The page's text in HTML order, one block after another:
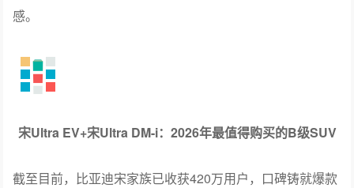
感。
宋Ultra EV+宋Ultra DM-i：2026年最值得购买的B级SUV
截至目前，比亚迪宋家族已收获420万用户，口碑铸就爆款